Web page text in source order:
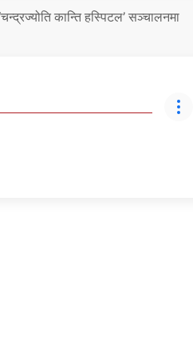
कान्ति हस्पिटल’ सञ्चालनमा